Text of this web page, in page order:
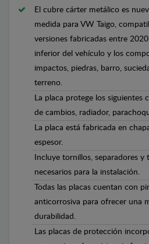
El cubre cárter metálico es
medida para VW Taigo,
versiones fabricadas entre
inferior del vehículo y los
impactos, piedras, barro,
terreno.
La placa protege los
de cambios, radiador,
La placa está fabricada en
espesor.
Incluye tornillos, separadores y
necesarios para la instalación.
Todas las placas cuentan con
anticorrosiva para ofrecer una
durabilidad.
Las placas de protección